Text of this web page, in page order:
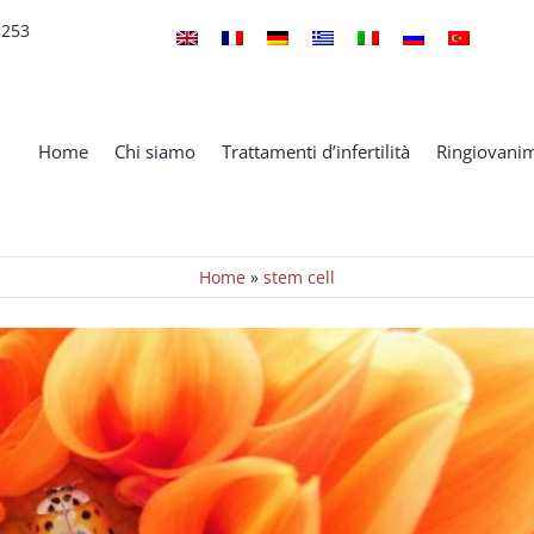
Home Chi siamo Trattamenti d’infertilità
Home» stem cell
per l’infertilità femminile